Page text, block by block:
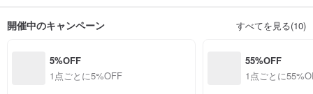
私はなめし革の裁断から染色、磨き上げること、縫うところまで全部自分の手
私が幼少の頃より師と仰いだ中泽は本当に素晴らしい人で、幼い私が革製品に
関心があると気づくと簡単な製法を教えてくれました。それをキッカケに革職
人を目指した私は日本で三年間学び、ようやく、自分で自分のデザインしたも
開催中のキャンペーン すべてを見る(10)
5%OFF
1点ごとに5%OFF
55%OFF
1点ごとに